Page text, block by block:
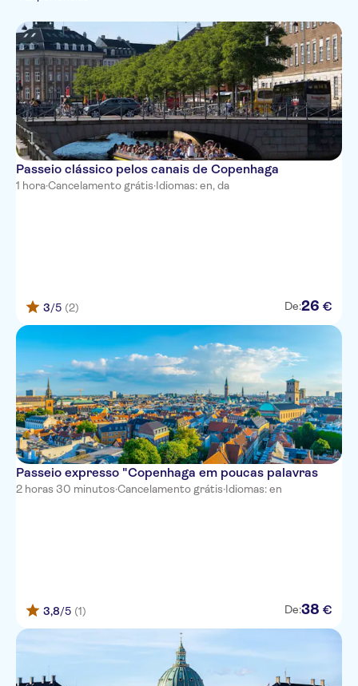
Passeio clássico pelos canais de Copenhaga
1 hora·Cancelamento grátis·Idiomas: en, da
3/5 (2) De:26 €
Passeio expresso "Copenhaga em poucas palavras
2 horas 30 minutos·Cancelamento grátis·Idiomas: en
3,8/5 (1) De:38 €